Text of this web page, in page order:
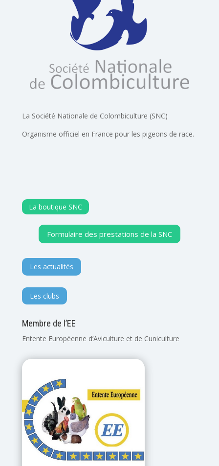
La Société Nationale de Colombiculture (SNC)
Organisme officiel en France pour les pigeons de race.
La boutique SNC
Formulaire des prestations de la SNC
Les actualités
Les clubs
Membre de l’EE
Entente Européenne d’Aviculture et de Cuniculture